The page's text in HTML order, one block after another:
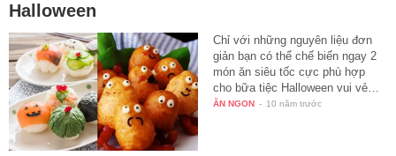
Halloween
Chỉ với những nguyên liệu đơn
giản bạn có thể chế biến ngay 2
món ăn siêu tốc cực phù hợp
cho bữa tiệc Halloween vui vẻ…
ĂN NGON - 10 năm trước